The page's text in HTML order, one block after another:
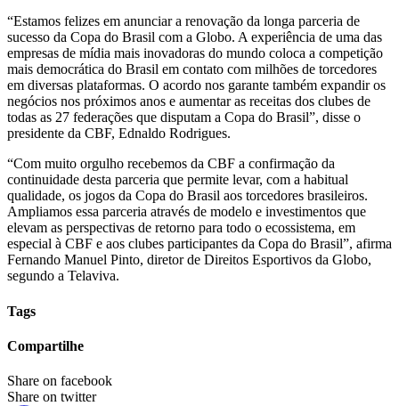
“Estamos felizes em anunciar a renovação da longa parceria de
sucesso da Copa do Brasil com a Globo. A experiência de uma das
empresas de mídia mais inovadoras do mundo coloca a competição
mais democrática do Brasil em contato com milhões de torcedores
em diversas plataformas. O acordo nos garante também expandir os
negócios nos próximos anos e aumentar as receitas dos clubes de
todas as 27 federações que disputam a Copa do Brasil”, disse o
presidente da CBF, Ednaldo Rodrigues.
“Com muito orgulho recebemos da CBF a confirmação da
continuidade desta parceria que permite levar, com a habitual
qualidade, os jogos da Copa do Brasil aos torcedores brasileiros.
Ampliamos essa parceria através de modelo e investimentos que
elevam as perspectivas de retorno para todo o ecossistema, em
especial à CBF e aos clubes participantes da Copa do Brasil”, afirma
Fernando Manuel Pinto, diretor de Direitos Esportivos da Globo,
segundo a Telaviva.
Tags
Compartilhe
Share on facebook
Share on twitter